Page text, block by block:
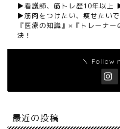
▶︎看護師、筋トレ歴10年以上
▶︎筋肉をつけたい、痩せたい
『医療の知識』×『トレーナ
決！
＼ Follow
最近の投稿